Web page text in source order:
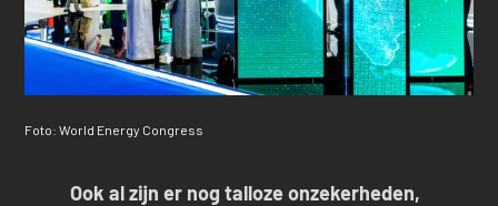
Foto: World Energy Congress
Ook al zijn er nog talloze onzekerheden,